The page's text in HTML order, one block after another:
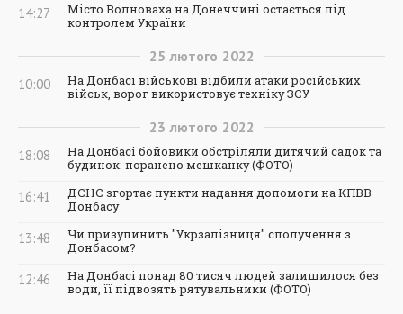
14:27
Місто Волноваха на Донеччині остається під
контролем України
25 лютого 2022
10:00
На Донбасі військові відбили атаки російських
військ, ворог використовує техніку ЗСУ
23 лютого 2022
18:08
На Донбасі бойовики обстріляли дитячий садок та
будинок: поранено мешканку (ФОТО)
16:41
ДСНС згортає пункти надання допомоги на КПВВ
Донбасу
13:48
Чи призупинить "Укрзалізниця" сполучення з
Донбасом?
12:46
На Донбасі понад 80 тисяч людей залишилося без
води, її підвозять рятувальники (ФОТО)